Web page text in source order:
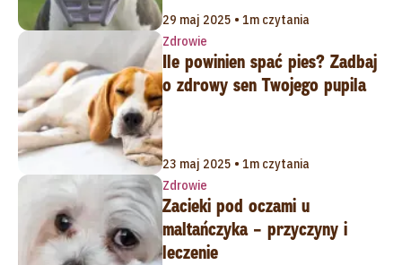
29 maj 2025 • 1m czytania
Zdrowie
Ile powinien spać pies? Zadbaj
o zdrowy sen Twojego pupila
23 maj 2025 • 1m czytania
Zdrowie
Zacieki pod oczami u
maltańczyka – przyczyny i
leczenie